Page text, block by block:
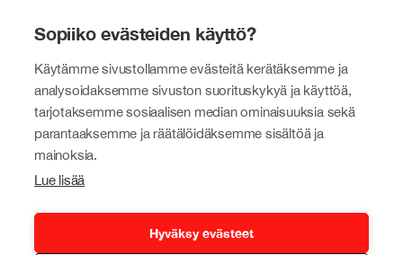
Sopiiko evästeiden käyttö?
Käytämme sivustollamme evästeitä kerätäksemme ja
analysoidaksemme sivuston suorituskykyä ja käyttöä,
tarjotaksemme sosiaalisen median ominaisuuksia sekä
parantaaksemme ja räätälöidäksemme sisältöä ja
mainoksia.
Lue lisää
Hyväksy evästeet
Brändimme
Tokmanni
SPAR Suomi
Click Shoes ja Shoe House
Dollarstore
Big Dollar